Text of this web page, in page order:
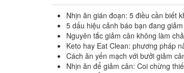
Nhịn ăn gián đoạn: 5 điều cần biết
5 dấu hiệu cảnh báo bạn đang
Nguyên tắc giảm cân không làm
Keto hay Eat Clean: phương pháp
Cách ăn yến mạch với bưởi giảm
Nhịn ăn để giảm cân: Coi chừng